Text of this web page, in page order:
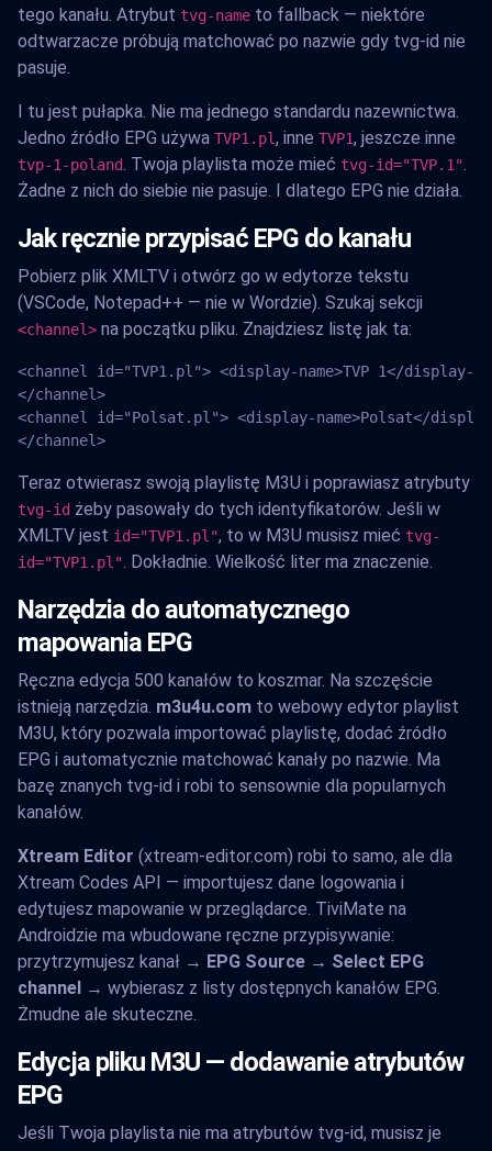
tego kanału. Atrybut tvg-name to fallback — niektóre
odtwarzacze próbują matchować po nazwie gdy tvg-id nie
pasuje.
I tu jest pułapka. Nie ma jednego standardu nazewnictwa.
Jedno źródło EPG używa TVP1.pl, inne TVP1, jeszcze inne
tvp-1-poland . Twoja playlista może mieć tvg-id="TVP.1"
Żadne z nich do siebie nie pasuje. I dlatego EPG nie działa.
Jak ręcznie przypisać EPG do kanału
Pobierz plik XMLTV i otwórz go w edytorze tekstu
(VSCode, Notepad++ — nie w Wordzie). Szukaj sekcji
<channel> na początku pliku. Znajdziesz listę jak ta:
<channel id="TVP1.pl"> <display-name>TVP 1</display-
</channel>
<channel id="Polsat.pl"> <display-name>Polsat</display-
</channel>
Teraz otwierasz swoją playlistę M3U i poprawiasz atrybuty
tvg-id żeby pasowały do tych identyfikatorów. Jeśli w
XMLTV jest id="TVP1.pl", to w M3U musisz mieć tvg-
id="TVP1.pl" . Dokładnie. Wielkość liter ma znaczenie.
Narzędzia do automatycznego
mapowania EPG
Ręczna edycja 500 kanałów to koszmar. Na szczęście
istnieją narzędzia. m3u4u.com to webowy edytor playlist
M3U, który pozwala importować playlistę, dodać źródło
EPG i automatycznie matchować kanały po nazwie. Ma
bazę znanych tvg-id i robi to sensownie dla popularnych
kanałów.
Xtream Editor (xtream-editor.com) robi to samo, ale dla
Xtream Codes API — importujesz dane logowania i
edytujesz mapowanie w przeglądarce. TiviMate na
Androidzie ma wbudowane ręczne przypisywanie:
przytrzymujesz kanał → EPG Source → Select EPG
channel → wybierasz z listy dostępnych kanałów EPG.
Żmudne ale skuteczne.
Edycja pliku M3U — dodawanie atrybutów
EPG
Jeśli Twoja playlista nie ma atrybutów tvg-id, musisz je